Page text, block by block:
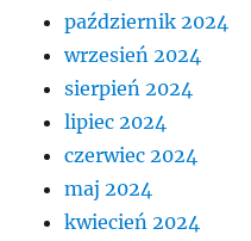
październik 2024
wrzesień 2024
sierpień 2024
lipiec 2024
czerwiec 2024
maj 2024
kwiecień 2024